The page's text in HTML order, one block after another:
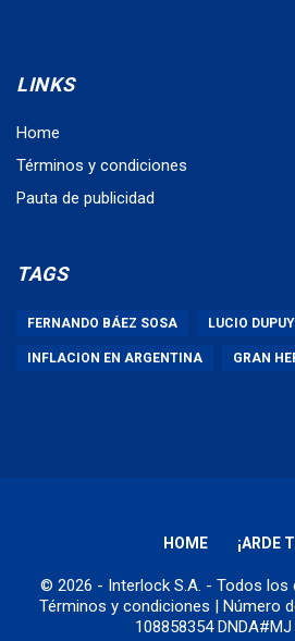
LINKS
Home
Términos y condiciones
Pauta de publicidad
TAGS
FERNANDO BÁEZ SOSA LUCIO DUPUY
INFLACION EN ARGENTINA GRAN
HOME ¡ARDE
© 2026 - Interlock S.A. - Todos los
Términos y condiciones | Número
108858354 DNDA#MJ